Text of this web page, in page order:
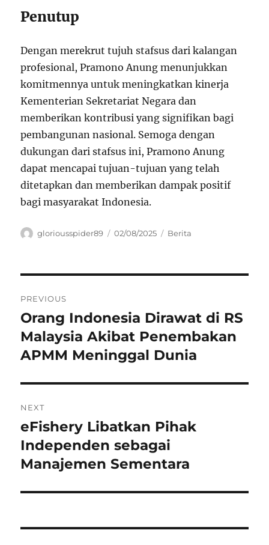
Penutup
Dengan merekrut tujuh stafsus dari kalangan
profesional, Pramono Anung menunjukkan
komitmennya untuk meningkatkan kinerja
Kementerian Sekretariat Negara dan
memberikan kontribusi yang signifikan bagi
pembangunan nasional. Semoga dengan
dukungan dari stafsus ini, Pramono Anung
dapat mencapai tujuan-tujuan yang telah
ditetapkan dan memberikan dampak positif
bagi masyarakat Indonesia.
Author
gloriousspider89
Posted
02/08/2025 Categories
Berita
pos
PREVIOUS
Previous
post:
Orang Indonesia Dirawat di RS
Malaysia Akibat Penembakan
APMM Meninggal Dunia
NEXT
Next
post:
eFishery Libatkan Pihak
Independen sebagai
Manajemen Sementara